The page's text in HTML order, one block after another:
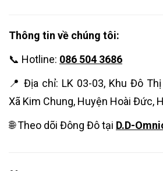
Thông tin về chúng tôi:
📞 Hotline: 086 504 3686
📍 Địa chỉ: LK 03-03, Khu Đô
Xã Kim Chung, Huyện Hoài Đức,
🌐 Theo dõi Đông Đô tại D.D-